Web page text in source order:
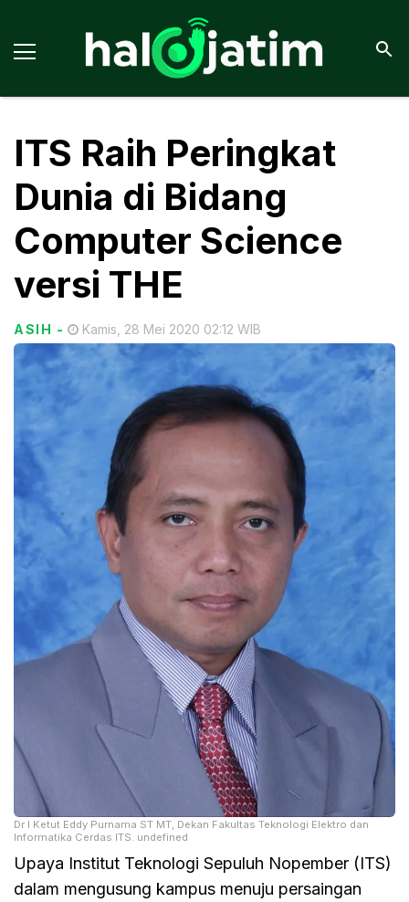
ITS Raih Peringkat
Dunia di Bidang
Computer Science
versi THE
ASIH - Kamis, 28 Mei 2020 02:12 WIB
Dr I Ketut Eddy Purnama ST MT, Dekan Fakultas Teknologi Elektro dan
Informatika Cerdas ITS. undefined
Upaya Institut Teknologi Sepuluh Nopember (ITS)
dalam mengusung kampus menuju persaingan